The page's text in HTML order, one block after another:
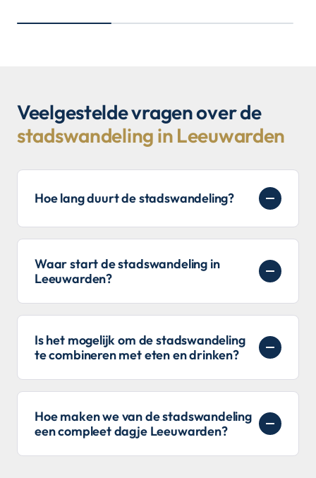
Veelgestelde vragen over de
stadswandeling in Leeuwarden
Hoe lang duurt de stadswandeling?
Waar start de stadswandeling in
Leeuwarden?
Is het mogelijk om de stadswandeling
te combineren met eten en drinken?
Hoe maken we van de stadswandeling
een compleet dagje Leeuwarden?